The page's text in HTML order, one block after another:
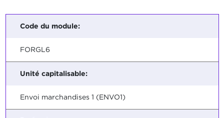
Code du module:
FORGL6
Unité capitalisable:
Envoi marchandises 1 (ENVO1)